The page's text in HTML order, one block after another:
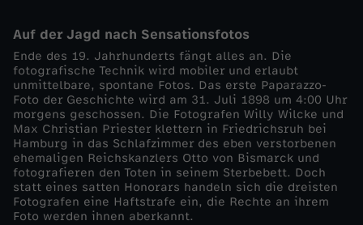
e
E
i
n
z
Auf der Jagd nach Sensationsfotos
Ende des 19. Jahrhunderts fängt alles an. Die
fotografische Technik wird mobiler und erlaubt
unmittelbare, spontane Fotos. Das erste Paparazzo-
Foto der Geschichte wird am 31. Juli 1898 um 4:00 Uhr
morgens geschossen. Die Fotografen Willy Wilcke und
Max Christian Priester klettern in Friedrichsruh bei
Hamburg in das Schlafzimmer des eben verstorbenen
ehemaligen Reichskanzlers Otto von Bismarck und
fotografieren den Toten in seinem Sterbebett. Doch
statt eines satten Honorars handeln sich die dreisten
Fotografen eine Haftstrafe ein, die Rechte an ihrem
Foto werden ihnen aberkannt.